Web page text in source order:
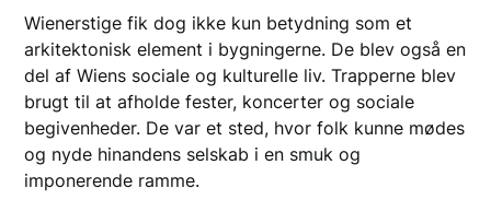
Wienerstige fik dog ikke kun betydning som et
arkitektonisk element i bygningerne. De blev også en
del af Wiens sociale og kulturelle liv. Trapperne blev
brugt til at afholde fester, koncerter og sociale
begivenheder. De var et sted, hvor folk kunne mødes
og nyde hinandens selskab i en smuk og
imponerende ramme.